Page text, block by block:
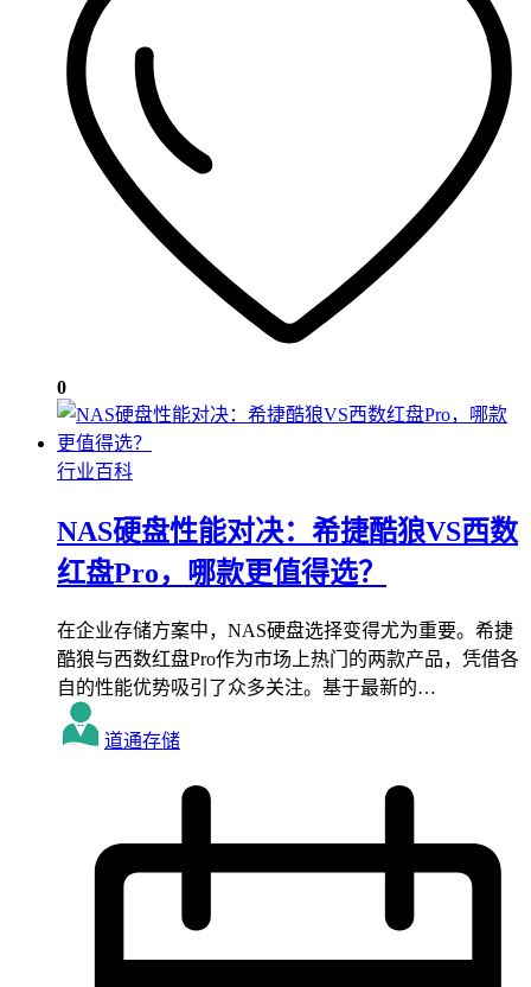
0
行业百科
NAS硬盘性能对决：希捷酷狼VS西数
红盘Pro，哪款更值得选？
在企业存储方案中，NAS硬盘选择变得尤为重要。希捷
酷狼与西数红盘Pro作为市场上热门的两款产品，凭借各
自的性能优势吸引了众多关注。基于最新的…
道通存储